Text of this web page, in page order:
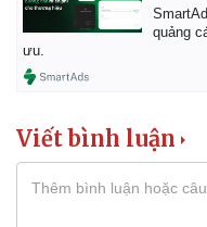
quảng
ưu.
Viết bình luận